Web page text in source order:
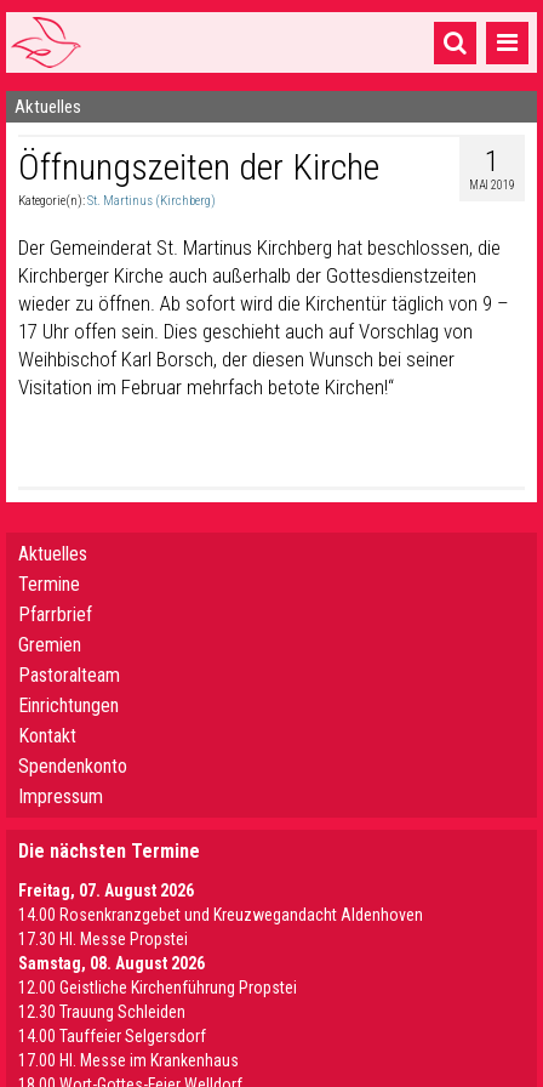
Startseite
1 Pfarrei
16 Gemeinden & mehr
Gottesdienste & Sinnsuche
Sakramente & Feste
Gemeinschaft & Soziales
Aktuelles
1
MAI 2019
Öffnungszeiten der Kirche
Kategorie(n):St. Martinus (Kirchberg)
Der Gemeinderat St. Martinus Kirchberg hat beschlossen, die
Kirchberger Kirche auch außerhalb der Gottesdienstzeiten
wieder zu öffnen. Ab sofort wird die Kirchentür täglich von 9 –
17 Uhr offen sein. Dies geschieht auch auf Vorschlag von
Weihbischof Karl Borsch, der diesen Wunsch bei seiner
Visitation im Februar mehrfach betote Kirchen!“
Aktuelles
Termine
Pfarrbrief
Gremien
Pastoralteam
Einrichtungen
Kontakt
Spendenkonto
Impressum
Die nächsten Termine
Freitag, 07. August 2026
14.00 Rosenkranzgebet und Kreuzwegandacht Aldenhoven
17.30 Hl. Messe Propstei
Samstag, 08. August 2026
12.00 Geistliche Kirchenführung Propstei
12.30 Trauung Schleiden
14.00 Tauffeier Selgersdorf
17.00 Hl. Messe im Krankenhaus